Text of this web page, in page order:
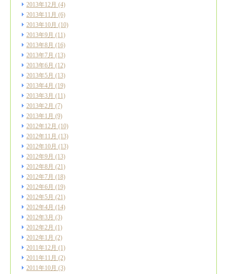
2013年12月 (4)
2013年11月 (6)
2013年10月 (10)
2013年9月 (11)
2013年8月 (16)
2013年7月 (13)
2013年6月 (12)
2013年5月 (13)
2013年4月 (19)
2013年3月 (11)
2013年2月 (7)
2013年1月 (9)
2012年12月 (10)
2012年11月 (13)
2012年10月 (13)
2012年9月 (13)
2012年8月 (21)
2012年7月 (18)
2012年6月 (19)
2012年5月 (21)
2012年4月 (14)
2012年3月 (3)
2012年2月 (1)
2012年1月 (2)
2011年12月 (1)
2011年11月 (2)
2011年10月 (3)